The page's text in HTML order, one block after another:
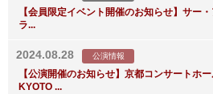
【会員限定イベント開催のお知らせ】サー
ラ...
2024.08.28 公演情報
【公演開催のお知らせ】京都コンサートホ
KYOTO ...